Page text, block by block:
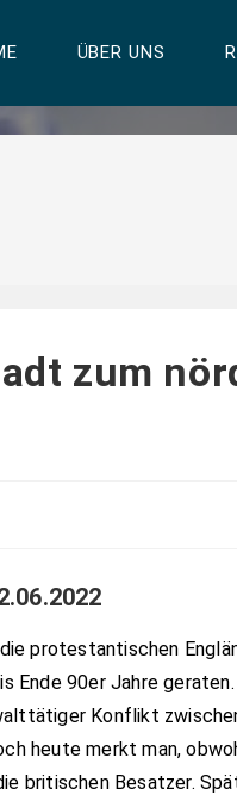
ÜBER UNS
zum
protestantischen
Ende 90er Jahre
Konflikt
heute merkt man,
britischen Besatzer.